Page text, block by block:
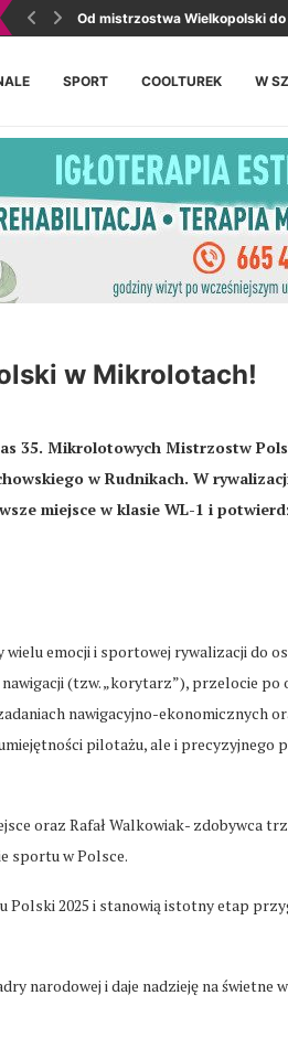
Od mistrzostwa Wielkopolski
SPORT COOLTUREK W
w Mikrolotach!
35. Mikrolotowych Mistrzostw
w Rudnikach. W
miejsce w klasie WL-1 i
emocji i sportowej rywalizacji do
(tzw. „korytarz”), przelocie po
nawigacyjno-ekonomicznych
pilotażu, ale i precyzyjnego
oraz Rafał Walkowiak- zdobywca
sportu w Polsce.
Polski 2025 i stanowią istotny etap
narodowej i daje nadzieję na świetne